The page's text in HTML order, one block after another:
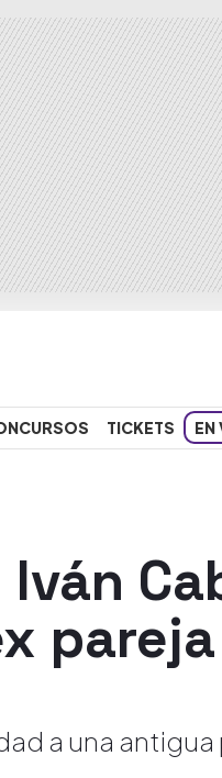
TICKETS EN
pareja
a una